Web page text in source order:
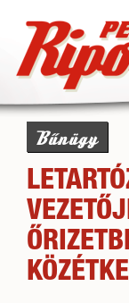
Bűnügy